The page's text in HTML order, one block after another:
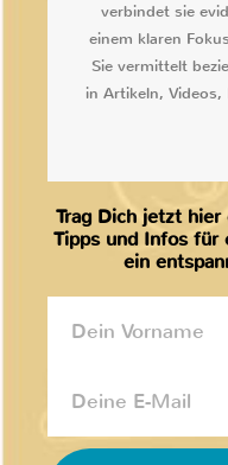
verbindet sie
einem klaren
Sie vermittelt
in Artikeln,
Trag Dich jetzt
Tipps und Infos für
ein